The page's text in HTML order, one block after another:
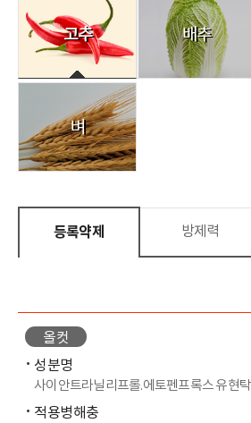
고추 배추
벼
등록약제 방제력
올컷
성분명
사이안트라닐리프롤.에토펜프록스 유현탁
적용병해충